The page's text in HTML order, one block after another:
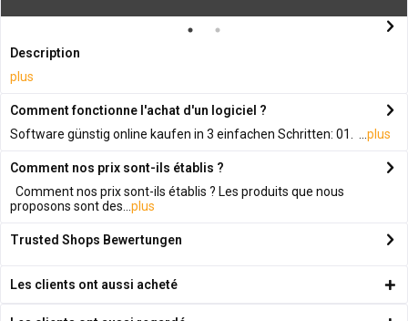
Description
plus
Comment fonctionne l'achat d'un logiciel ?
Software günstig online kaufen in 3 einfachen Schritten: 01. ... plus
Comment nos prix sont-ils établis ?
Comment nos prix sont-ils établis ? Les produits que nous
proposons sont des... plus
Trusted Shops Bewertungen
Les clients ont aussi acheté